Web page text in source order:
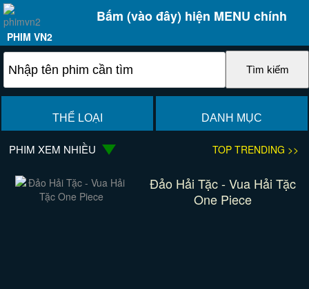
Bấm (vào đây) hiện MENU chính
PHIM VN2
THỂ LOẠI DANH MỤC
PHIM XEM NHIỀU TOP TRENDING >>
Đảo Hải Tặc - Vua Hải Tặc
One Piece